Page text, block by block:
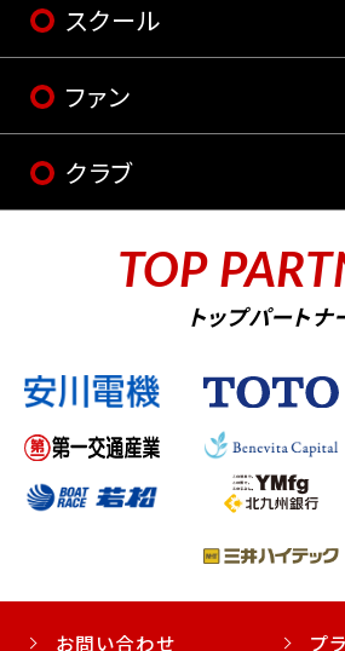
スクール
ファン
クラブ
TOP
トップパートナ
お問い合わせ プ